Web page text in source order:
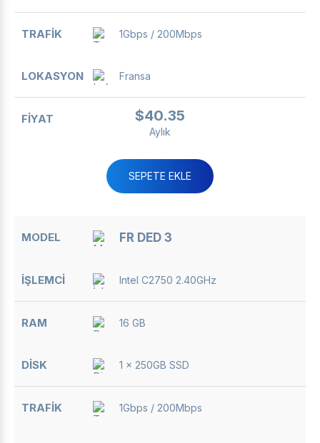
1Gbps / 200Mbps
Fransa
$40.35
Aylık
SEPETE EKLE
FR DED 3
Intel C2750 2.40GHz
16 GB
1 x 250GB SSD
1Gbps / 200Mbps